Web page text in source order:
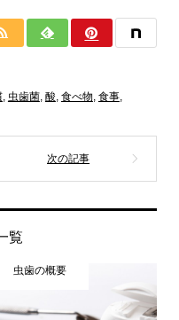
, 虫歯菌, 酸, 食べ物, 食事,
覧
虫歯の概要